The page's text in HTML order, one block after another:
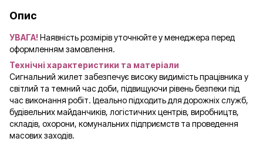
Опис
УВАГА!Наявність розмірів уточнюйте у менеджера перед
оформленням замовлення.
Технічні характеристики та матеріали
Сигнальний жилет забезпечує високу видимість працівника у
світлий та темний час доби, підвищуючи рівень безпеки під
час виконання робіт. Ідеально підходить для дорожніх служб,
будівельних майданчиків, логістичних центрів, виробництв,
складів, охорони, комунальних підприємств та проведення
масових заходів.